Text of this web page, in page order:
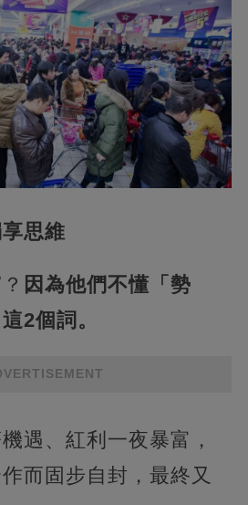
思維
因為他們不懂「勢
2個詞。
遇、紅利一夜暴富，
而固步自封，最終又